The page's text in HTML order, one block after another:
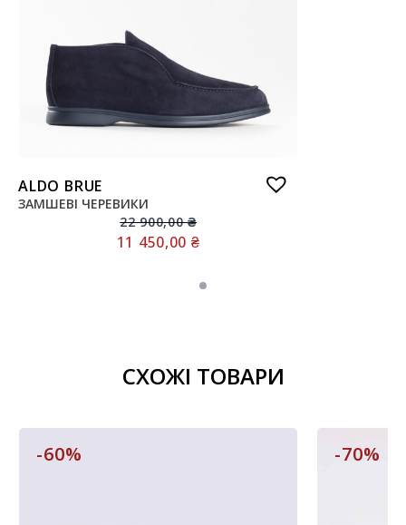
ALDO BRUE
ЗАМШЕВІ ЧЕРЕВИКИ
22 900,00₴
11 450,00 ₴
СХОЖІ ТОВАРИ
-60% -70%